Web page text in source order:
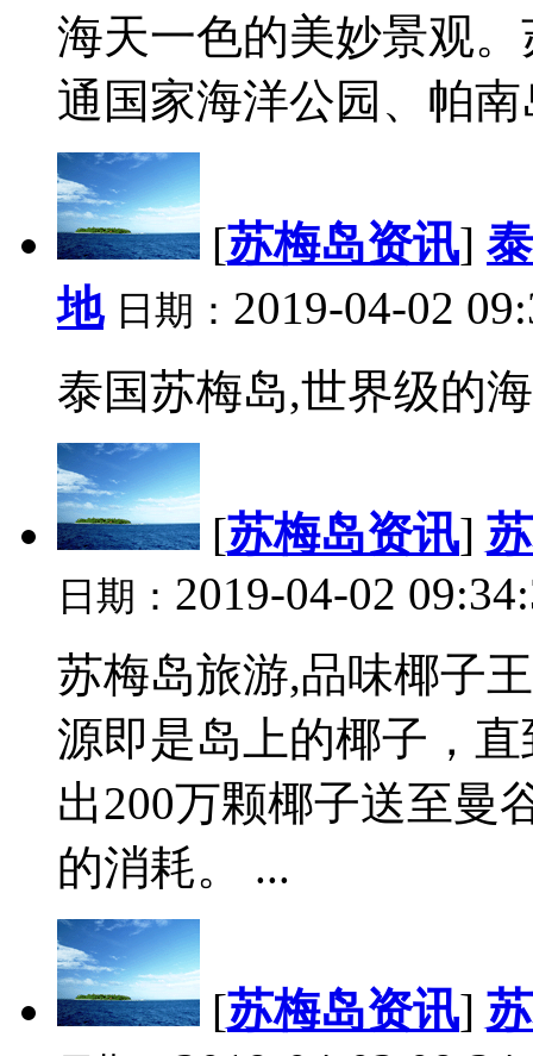
海天一色的美妙景观
通国家海洋公园、帕
[苏梅岛资讯]
地 日期： 2019-04-02
泰国苏梅岛,世界级的
[苏梅岛资讯]
日期： 2019-04-02
苏梅岛旅游,品味椰子
源即是岛上的椰子，
出200万颗椰子送至曼
的消耗。 ...
[苏梅岛资讯]